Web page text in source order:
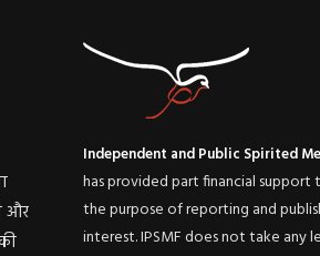
और
Independent and Public Spirited
has provided part financial support
the purpose of reporting and
interest. IPSMF does not take any